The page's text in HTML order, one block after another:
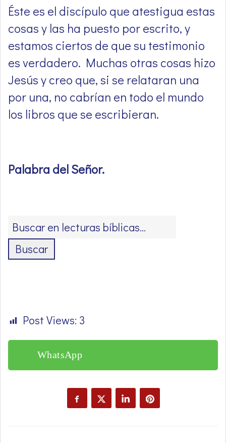
Éste es el discípulo que atestigua estas
cosas y las ha puesto por escrito, y
estamos ciertos de que su testimonio
es verdadero. Muchas otras cosas hizo
Jesús y creo que, si se relataran una
por una, no cabrían en todo el mundo
los libros que se escribieran.
Palabra del Señor.
Buscar
Post Views: 3
WhatsApp